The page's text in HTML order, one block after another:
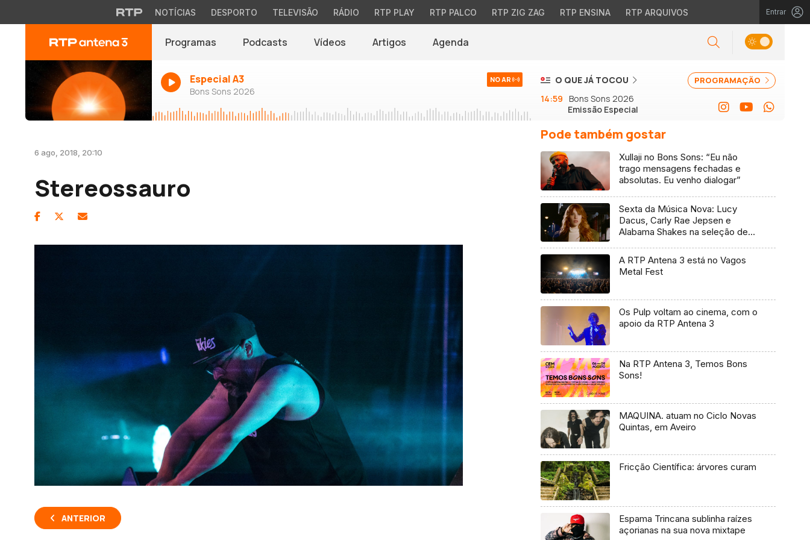
NOTÍCIAS DESPORTO TELEVISÃO RÁDIO RTP PLAY RTP PALCO RTP ZIG ZAG RTP ENSINA RTP ARQUIVOS Entrar
Programas Podcasts Vídeos Artigos Agenda
Especial A3
Bons Sons 2026
NO AR PROGRAMAÇÃO
O QUE JÁ TOCOU
14:59 Bons Sons 2026
Emissão Especial
6 ago, 2018, 20:10
Stereossauro
ANTERIOR
Pode também gostar
Xullaji no Bons Sons: “Eu não
trago mensagens fechadas e
absolutas. Eu venho dialogar”
Sexta da Música Nova: Lucy
Dacus, Carly Rae Jepsen e
Alabama Shakes na seleção de 7
A RTP Antena 3 está no Vagos
Metal Fest
Os Pulp voltam ao cinema, com o
apoio da RTP Antena 3
Na RTP Antena 3, Temos Bons
Sons!
MAQUINA. atuam no Ciclo Novas
Quintas, em Aveiro
Fricção Científica: árvores curam
Espama Trincana sublinha raízes
açorianas na sua nova mixtape